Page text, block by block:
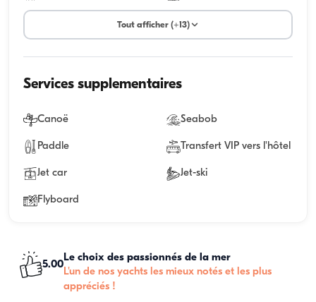
Tout afficher (+13)
Services supplementaires
Canoë Seabob
Paddle Transfert VIP vers l'hôtel
Jet car Jet-ski
Flyboard
5.00
Le choix des passionnés de la mer
L'un de nos yachts les mieux notés et les plus
appréciés !